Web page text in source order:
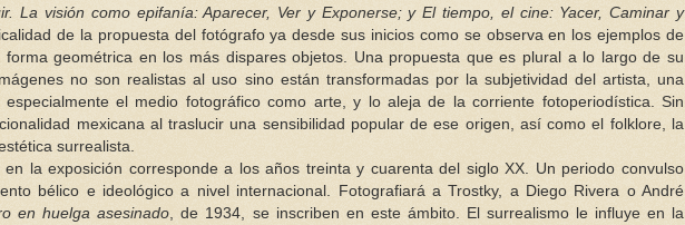
La visión como epifanía: Aparecer, Ver y Exponerse; y El tiempo, el cine: Yacer, Caminar y
de la propuesta del fotógrafo ya desde sus inicios como se observa en los ejemplos de
forma geométrica en los más dispares objetos. Una propuesta que es plural a lo largo de su
no son realistas al uso sino están transformadas por la subjetividad del artista, una
el medio fotográfico como arte, y lo aleja de la corriente fotoperiodística. Sin
mexicana al traslucir una sensibilidad popular de ese origen, así como el folklore, la
surrealista.
en la exposición corresponde a los años treinta y cuarenta del siglo XX. Un periodo convulso
bélico e ideológico a nivel internacional. Fotografiará a Trostky, a Diego Rivera o André
en huelga asesinado , de 1934, se inscriben en este ámbito. El surrealismo le influye en la